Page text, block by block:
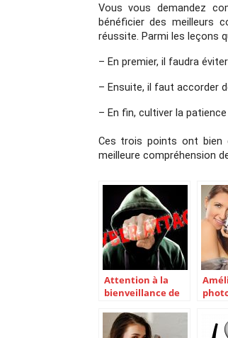
Vous vous demandez
bénéficier des meilleurs
réussite. Parmi les leçons
– En premier, il faudra
– Ensuite, il faut accorder
– En fin, cultiver la
Ces trois points ont bien
meilleure compréhension
Attention à la
bienveillance de
rencontres